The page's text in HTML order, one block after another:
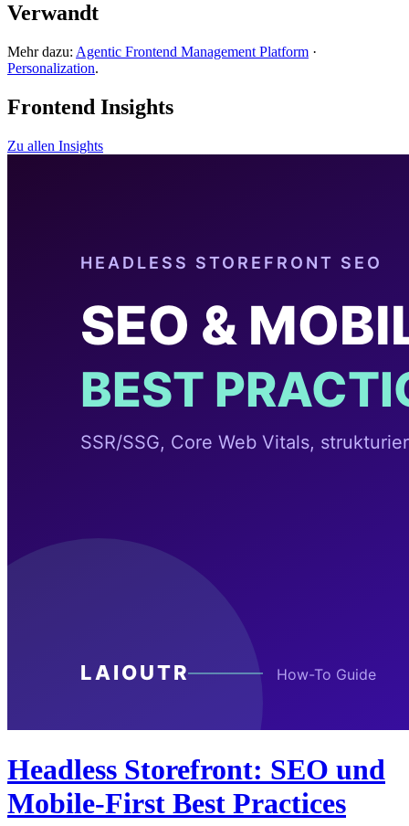
Verwandt
Mehr dazu: Agentic Frontend Management Platform ·
Personalization.
Frontend Insights
Zu allen Insights
Headless Storefront: SEO und
Mobile-First Best Practices